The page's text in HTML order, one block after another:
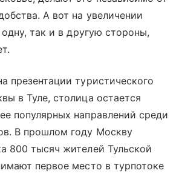
А вот на увеличении
так и в другую стороны,
презентации туристического
в Туле, столица остается
популярных направлений среди
В прошлом году Москву
800 тысяч жителей Тульской
первое место в турпотоке